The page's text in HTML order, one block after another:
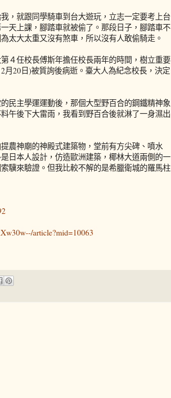
，就跟同學騎車到台大遊玩，立志一定要考上台
天上課，腳踏車就被偷了。那段日子，腳踏車不
太大太重又沒有煞車，所以沒有人敢偷騎走。
４任校長傅斯年擔任校長兩年的時間，樹立重要
月20日)被質詢後病逝。臺大人為紀念校長，決定
民主學運運動後，那個大型野百合的鋼鐵精神象
午後下大雷雨，我看到野百合後就淋了一身濕出
農神廟的神殿式建築物，堂前有方尖碑、噴水
日本人設計，仿造歐洲建築，椰林大道兩側的一
驥來驗證。但我比較不解的是希臘衛城的羅馬柱
article?mid=10063